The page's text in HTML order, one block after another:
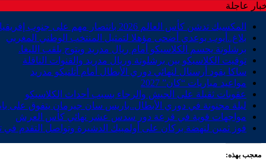
عاجلة
المكسيك تدشن كأس العالم 2026 بانتصار مهم على جنوب إفريقيا
بلاغ..أيوب بوعدي أضحى مؤهلا لتمثيل المنتخب الوطني المغربي
برشلونة يحسم الكلاسيكو أمام ريال مدريد ويتوج بلقب الليغا.
توقيت الكلاسيكو بين برشلونة وريال مدريد والقنوات الناقلة
ساكا يقود أرسنال لنهائي دوري الأبطال أمام أتلتيكو مدريد
مواعيد مباريات “كان” 2027
عقوبات ثقيلة على الجيش والرجاء بسبب أحداث الكلاسيكو
ليلة مجنونة في دوري الأبطال..باريس سان جيرمان يتفوق على
مواجهات قوية في قرعة دور سدس عشر نهائي كأس العرش
فوز ثمين لنهضة بركان على أولمبيك الدشيرة وتواصل التقدم في
معجب بهذه: